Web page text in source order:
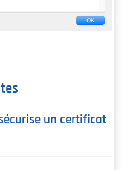
un certificat